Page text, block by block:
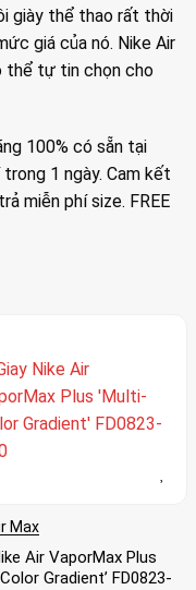
giày thể thao rất thời
giá của nó. Nike Air
thể tự tin chọn cho
100% có sẵn tại
trong 1 ngày. Cam kết
miễn phí size. FREE
Max
Air VaporMax Plus
Gradient’ FD0823-